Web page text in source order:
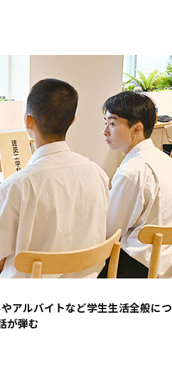
アルバイトなど学生生活全般につ
が弾む